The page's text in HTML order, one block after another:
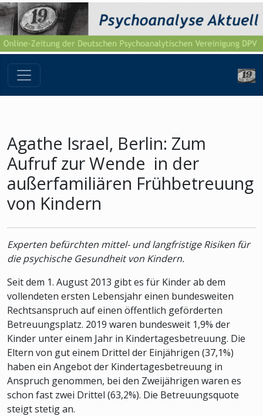
Agathe Israel, Berlin: Zum
Aufruf zur Wende in der
außerfamiliären Frühbetreuung
von Kindern
Experten befürchten mittel- und langfristige Risiken für
die psychische Gesundheit von Kindern.
Seit dem 1. August 2013 gibt es für Kinder ab dem
vollendeten ersten Lebensjahr einen bundesweiten
Rechtsanspruch auf einen öffentlich geförderten
Betreuungsplatz. 2019 waren bundesweit 1,9% der
Kinder unter einem Jahr in Kindertagesbetreuung. Die
Eltern von gut einem Drittel der Einjährigen (37,1%)
haben ein Angebot der Kindertagesbetreuung in
Anspruch genommen, bei den Zweijährigen waren es
schon fast zwei Drittel (63,2%). Die Betreuungsquote
steigt stetig an.